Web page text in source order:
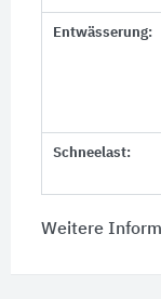
Entwässerung:
Schneelast:
Weitere